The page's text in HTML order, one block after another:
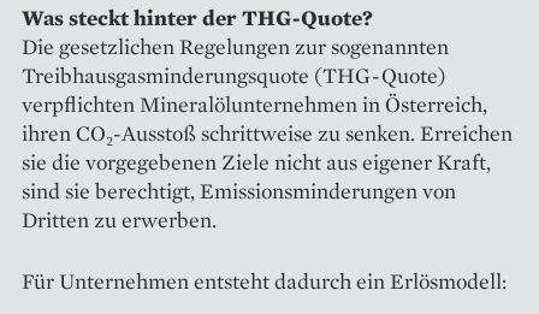
Was steckt hinter der THG-Quote?
Die gesetzlichen Regelungen zur sogenannten
Treibhausgasminderungsquote (THG-Quote)
verpflichten Mineralölunternehmen in Österreich,
ihren CO₂-Ausstoß schrittweise zu senken. Erreichen
sie die vorgegebenen Ziele nicht aus eigener Kraft,
sind sie berechtigt, Emissionsminderungen von
Dritten zu erwerben.
Für Unternehmen entsteht dadurch ein Erlösmodell: